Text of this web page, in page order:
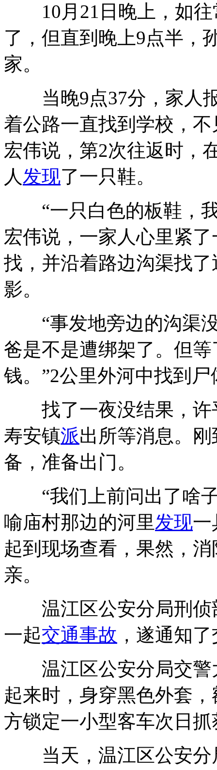
10月21日晚上，如往
了，但直到晚上9点半，
家。
当晚9点37分，家人报
着公路一直找到学校，
宏伟说，第2次往返时，
人发现了一只鞋。
“一只白色的板鞋，我
宏伟说，一家人心里紧
找，并沿着路边沟渠找
影。
“事发地旁边的沟渠没
爸是不是遭绑架了。但
钱。”2公里外河中找到
找了一夜没结果，许
寿安镇派出所等消息。刚
备，准备出门。
“我们上前问出了啥子
喻庙村那边的河里发现一
起到现场查看，果然，
亲。
温江区公安分局刑侦
一起交通事故 ，遂通知
温江区公安分局交警
起来时，身穿黑色外套
方锁定一小型客车次日
当天，温江区公安分